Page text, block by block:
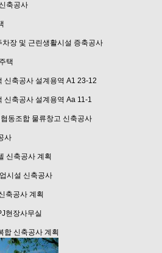
축공사
장 및 근린생활시설 증축공사
택
신축공사 설계용역 A1 23-12
신축공사 설계용역 Aa 11-1
동조합 물류창고 신축공사
사
신축공사 계획
시설 신축공사
축공사 계획
현장사무실
합 신축공사 계획